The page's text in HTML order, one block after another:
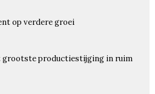
op verdere groei
productiestijging in ruim